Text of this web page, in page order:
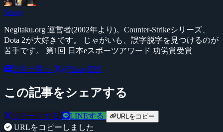
Yossy
Negitaku.org 運営者(2002年より)。Counter-Strikeシリーズ、
Dota 2が大好きです。 じゃがいも、誤字脱字を見つけるのが
苦手です。 第1回 日本eスポーツアワード 功労賞受賞
記事一覧へ @YossyFPS
この記事をシェアする
ツイートする LINEする URLをコピー
URLをコピーしました